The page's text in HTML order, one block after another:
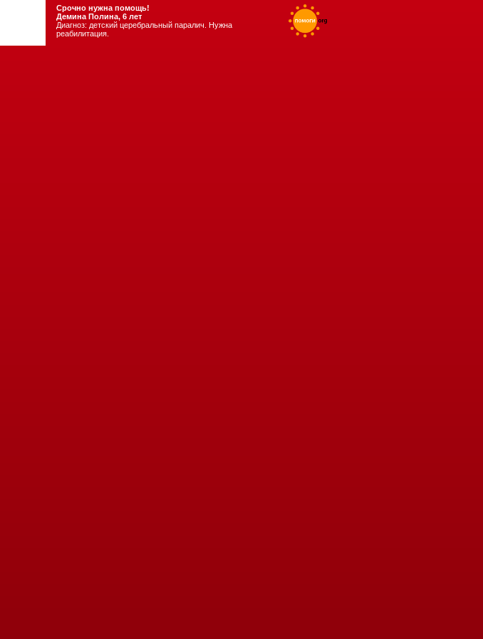
Срочно нужна помощь!
Демина Полина, 6 лет
Диагноз: детский церебральный паралич. Нужна
реабилитация.